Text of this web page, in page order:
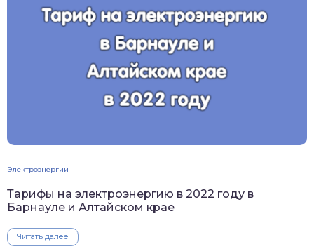
Электроэнергии
Тарифы на электроэнергию в 2022 году в
Барнауле и Алтайском крае
Читать далее